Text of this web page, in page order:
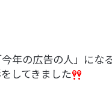
年の広告の人」にな
してきました